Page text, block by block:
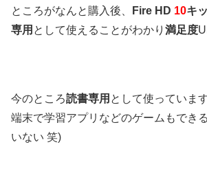
ところがなんと購入後、 Fire HD 10キ
専用 として使えることがわかり 満足度
今のところ読書専用 として使っていま
端末で学習アプリなどのゲームもでき
いない 笑)